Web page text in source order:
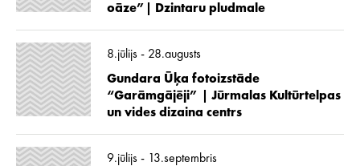
oāze”| Dzintaru pludmale
8.jūlijs - 28.augusts
Gundara Ūķa fotoizstāde
“Garāmgājēji” | Jūrmalas Kultūrtelpas
un vides dizaina centrs
9.jūlijs - 13.septembris